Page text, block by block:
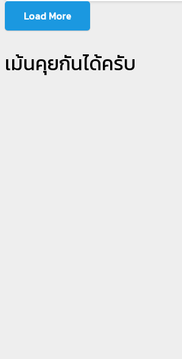
Load More
เม้นคุยกันได้ครับ